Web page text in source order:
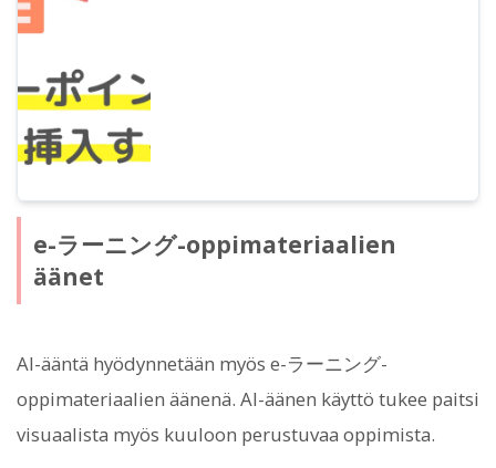
e-ラーニング-oppimateriaalien
äänet
AI-ääntä hyödynnetään myös e-ラーニング-
oppimateriaalien äänenä. AI-äänen käyttö tukee paitsi
visuaalista myös kuuloon perustuvaa oppimista.